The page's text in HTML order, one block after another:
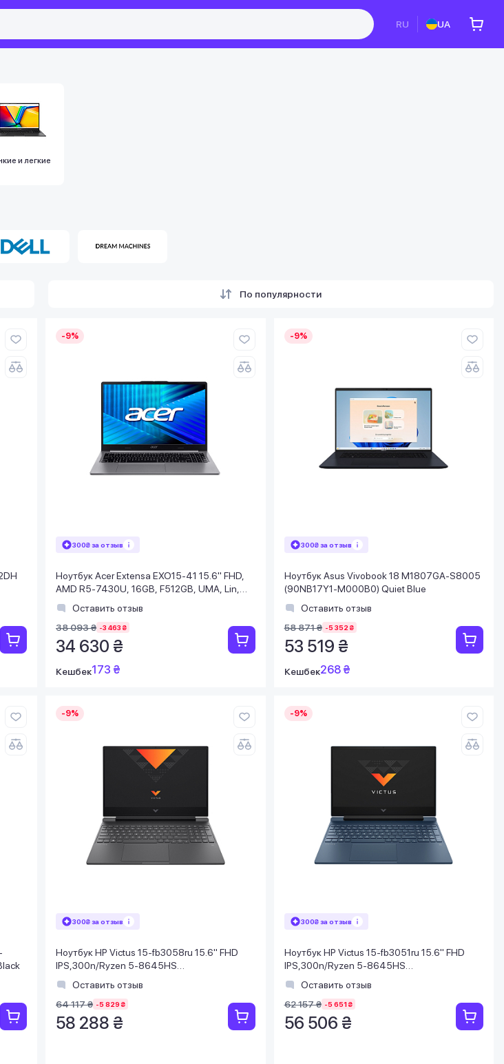
RU UA
и легкие
По популярности
-9%
300₴ за отзыв
Ноутбук Acer Extensa EXO15-41 15.6" FHD,
AMD R5-7430U, 16GB, F512GB, UMA, Lin,
серый
Оставить отзыв
38 093 ₴ -3 463 ₴
34 630 ₴
Кешбек173 ₴
-9%
300₴ за отзыв
Ноутбук Asus Vivobook 18 M1807GA-S8005
(90NB17Y1-M000B0) Quiet Blue
Оставить отзыв
58 871 ₴ -5 352 ₴
53 519 ₴
Кешбек268 ₴
-9%
300₴ за отзыв
Ноутбук HP Victus 15-fb3058ru 15.6" FHD
IPS,300n/Ryzen 5-8645HS
(5.0)/16Gb/SSD512Gb/RTX 4050, 6GB/DOS/
Серый
Оставить отзыв
64 117 ₴ -5 829 ₴
58 288 ₴
-9%
300₴ за отзыв
Ноутбук HP Victus 15-fb3051ru 15.6" FHD
IPS,300n/Ryzen 5-8645HS
(5.0)/16Gb/SSD1TB/RTX3050, 6GB/DOS/
Синий
Оставить отзыв
62 157 ₴ -5 651 ₴
56 506 ₴